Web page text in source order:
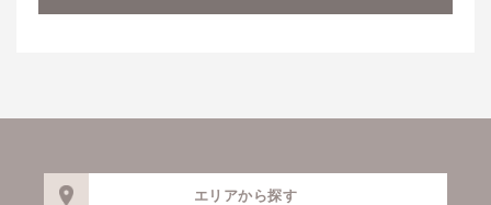
エリアから探す